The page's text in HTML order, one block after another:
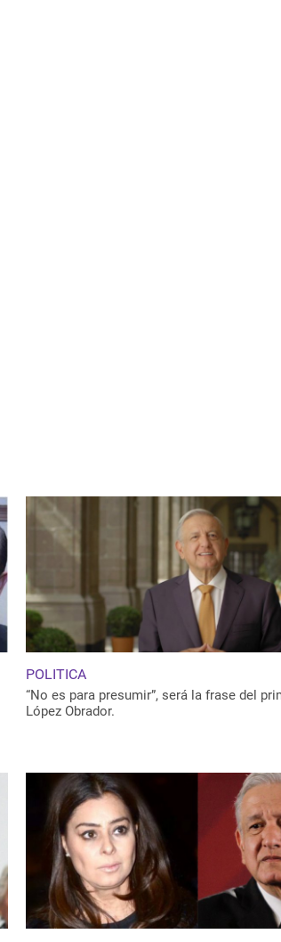
POLITICA
“No es para presumir”, será la frase del
López Obrador.